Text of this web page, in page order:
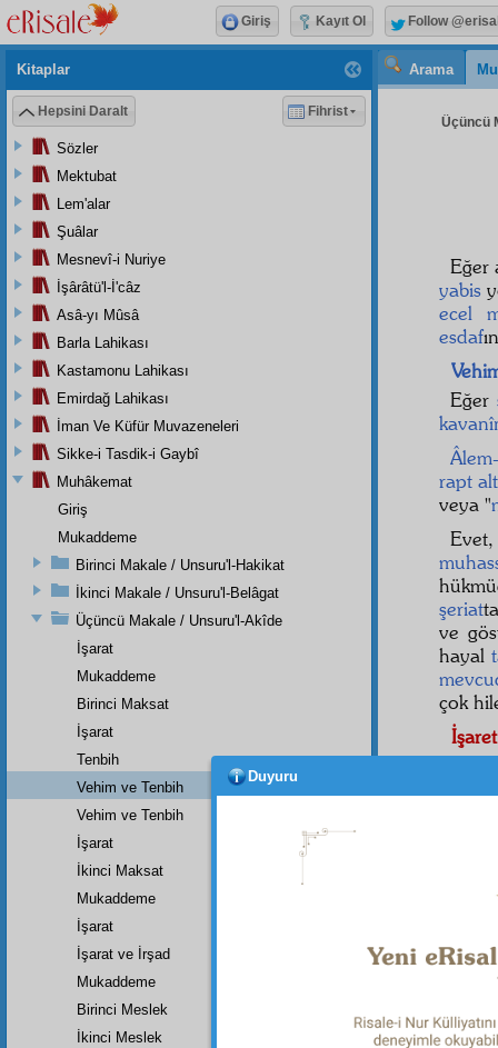
Arama
Üçüncü
Eğer
yabis
ecel
esdaf
Eğer
rapt
veya "
şeriat
ve
hayal
çok
İşaret
Kitaplar
Hepsini Daralt Fihrist
Sözler
Mektubat
Lem'alar
Şuâlar
Mesnevî-i Nuriye
İşârâtü'l-İ'câz
Asâ-yı Mûsâ
Barla Lahikası
Kastamonu Lahikası
Emirdağ Lahikası
İman Ve Küfür Muvazeneleri
Sikke-i Tasdik-i Gaybî
Muhâkemat
Giriş
Mukaddeme
Birinci Makale / Unsuru'l-Hakikat
İkinci Makale / Unsuru'l-Belâgat
Üçüncü Makale / Unsuru'l-Akîde
İşarat
Mukaddeme
Birinci Maksat
İşarat
Tenbih
Vehim ve Tenbih
Vehim ve Tenbih
İşarat
İkinci Maksat
Mukaddeme
İşarat
İşarat ve İrşad
Mukaddeme
Birinci Meslek
İkinci Meslek
Giriş Kayıt Ol Follow
Duyuru